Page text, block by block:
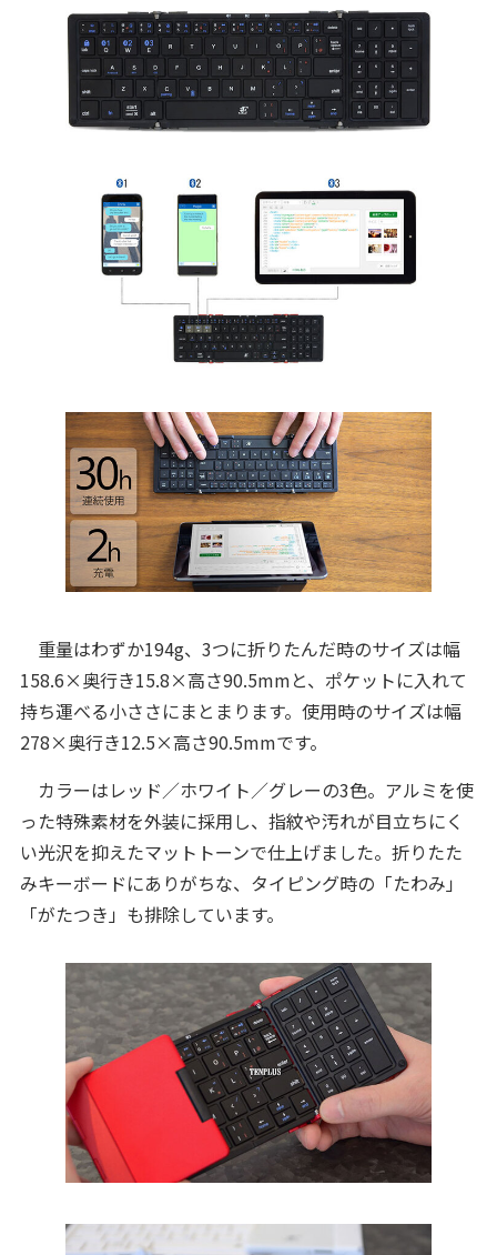
重量はわずか194g、3つに折りたんだ時のサイズは幅
158.6×奥行き15.8×高さ90.5mmと、ポケットに入れて
持ち運べる小ささにまとまります。使用時のサイズは幅
278×奥行き12.5×高さ90.5mmです。
カラーはレッド／ホワイト／グレーの3色。アルミを使
った特殊素材を外装に採用し、指紋や汚れが目立ちにく
い光沢を抑えたマットトーンで仕上げました。折りたた
みキーボードにありがちな、タイピング時の「たわみ」
「がたつき」も排除しています。